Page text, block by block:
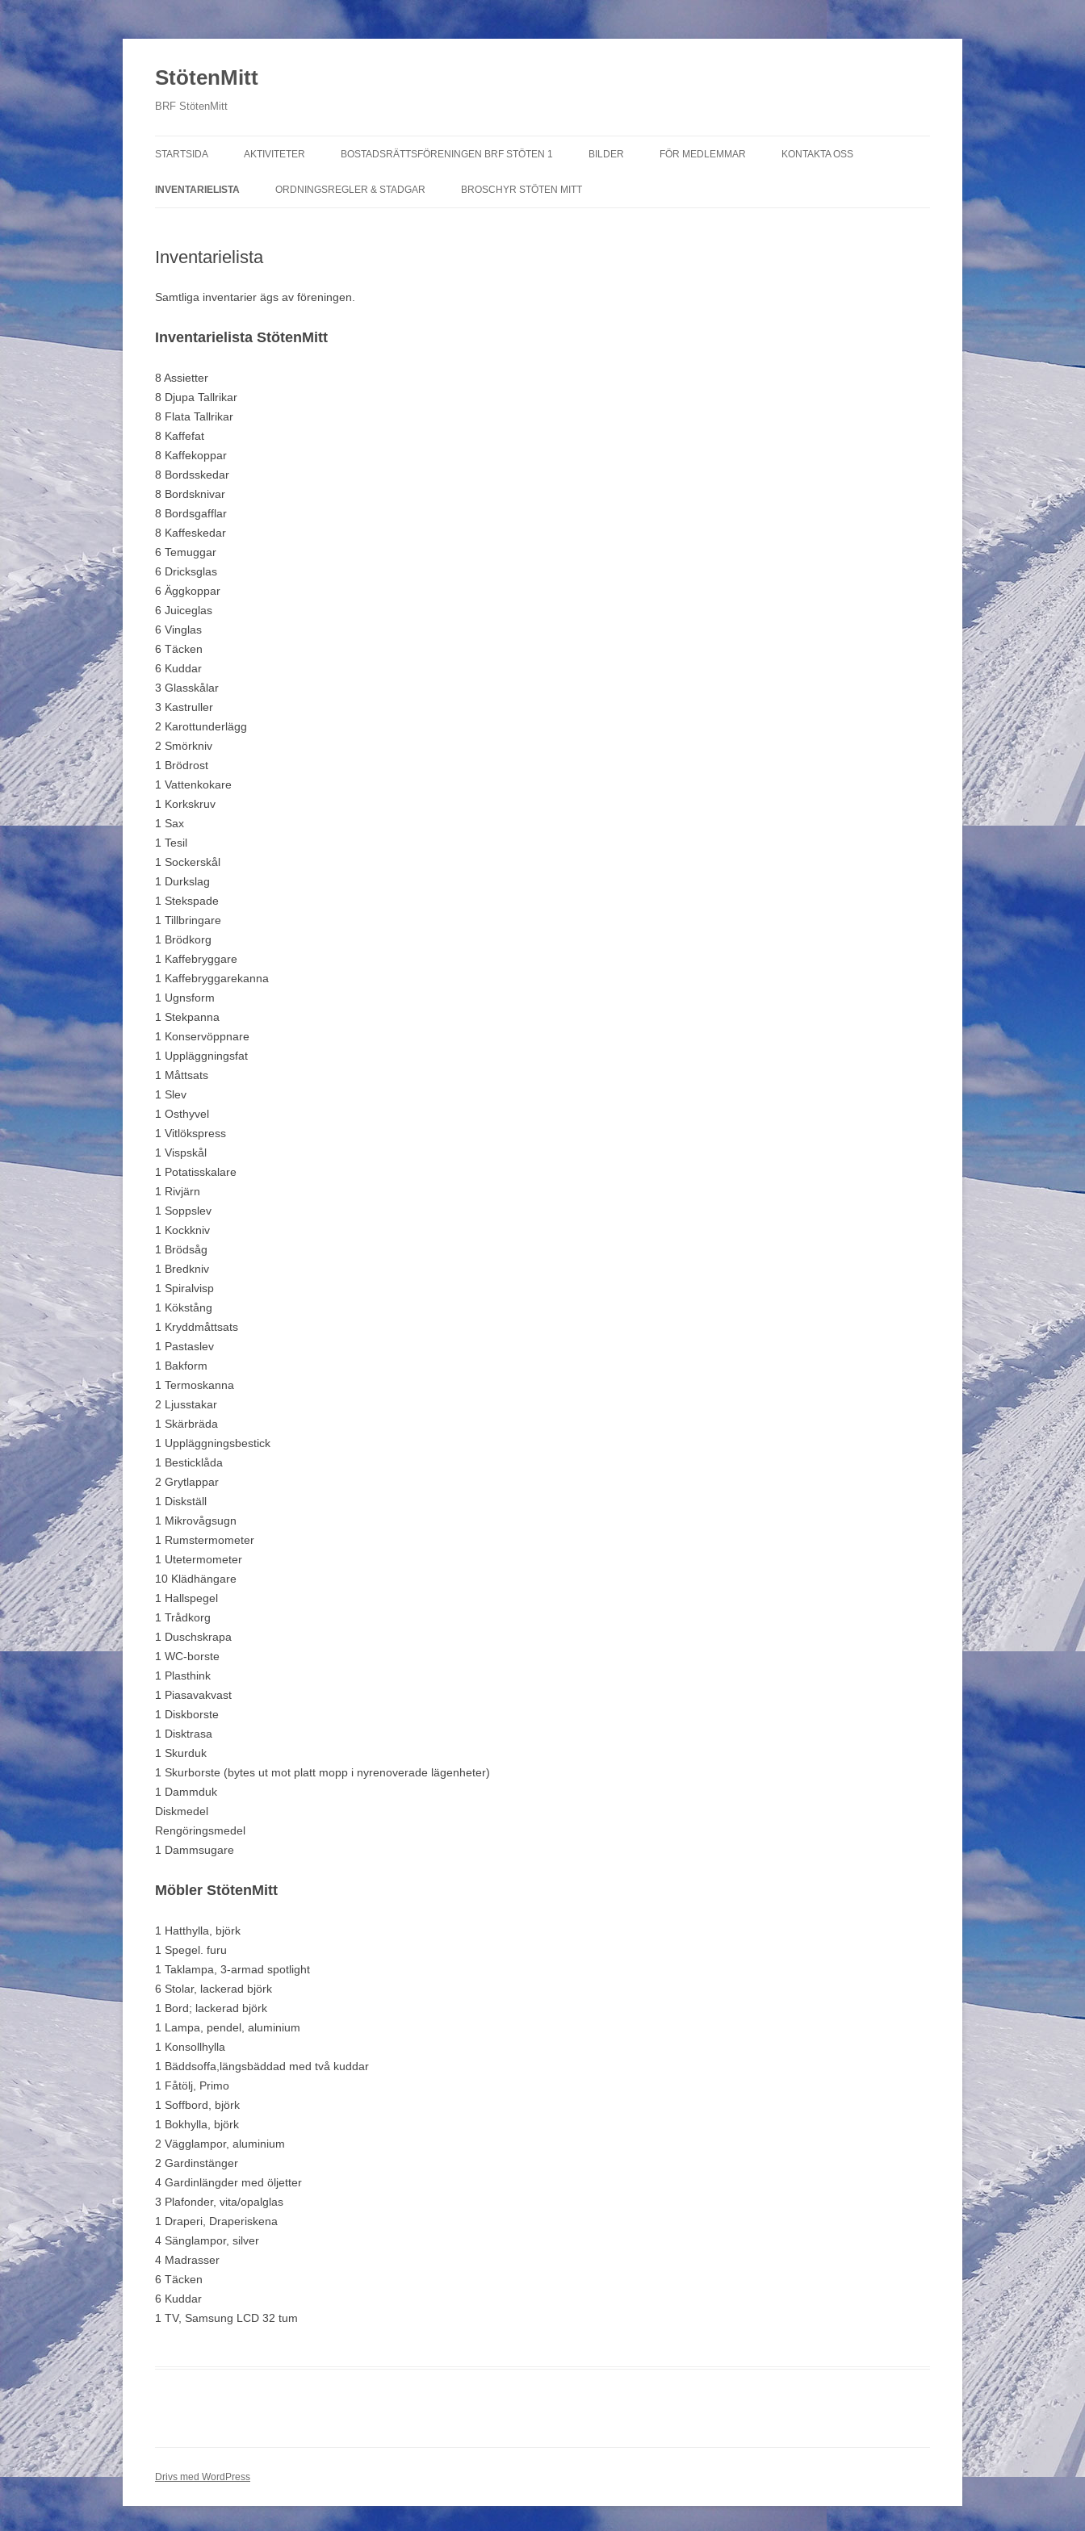
StötenMitt
BRF StötenMitt
till
STARTSIDA AKTIVITETER BOSTADSRÄTTSFÖRENINGEN BRF STÖTEN 1
KÖPA LÄGENHET
BILDER FÖR MEDLEMMAR
STYRELSEMÖTEN PROTOKOLL
KONTAKTA OSS
INVENTARIELISTA ORDNINGSREGLER & STADGAR BROSCHYR STÖTEN MITT
Inventarielista
Samtliga inventarier ägs av föreningen.
Inventarielista StötenMitt
8 Assietter
8 Djupa Tallrikar
8 Flata Tallrikar
8 Kaffefat
8 Kaffekoppar
8 Bordsskedar
8 Bordsknivar
8 Bordsgafflar
8 Kaffeskedar
6 Temuggar
6 Dricksglas
6 Äggkoppar
6 Juiceglas
6 Vinglas
6 Täcken
6 Kuddar
3 Glasskålar
3 Kastruller
2 Karottunderlägg
2 Smörkniv
1 Brödrost
1 Vattenkokare
1 Korkskruv
1 Sax
1 Tesil
1 Sockerskål
1 Durkslag
1 Stekspade
1 Tillbringare
1 Brödkorg
1 Kaffebryggare
1 Kaffebryggarekanna
1 Ugnsform
1 Stekpanna
1 Konservöppnare
1 Uppläggningsfat
1 Måttsats
1 Slev
1 Osthyvel
1 Vitlökspress
1 Vispskål
1 Potatisskalare
1 Rivjärn
1 Soppslev
1 Kockkniv
1 Brödsåg
1 Bredkniv
1 Spiralvisp
1 Kökstång
1 Kryddmåttsats
1 Pastaslev
1 Bakform
1 Termoskanna
2 Ljusstakar
1 Skärbräda
1 Uppläggningsbestick
1 Besticklåda
2 Grytlappar
1 Diskställ
1 Mikrovågsugn
1 Rumstermometer
1 Utetermometer
10 Klädhängare
1 Hallspegel
1 Trådkorg
1 Duschskrapa
1 WC-borste
1 Plasthink
1 Piasavakvast
1 Diskborste
1 Disktrasa
1 Skurduk
1 Skurborste (bytes ut mot platt mopp i nyrenoverade lägenheter)
1 Dammduk
Diskmedel
Rengöringsmedel
1 Dammsugare
Möbler StötenMitt
1 Hatthylla, björk
1 Spegel. furu
1 Taklampa, 3-armad spotlight
6 Stolar, lackerad björk
1 Bord; lackerad björk
1 Lampa, pendel, aluminium
1 Konsollhylla
1 Bäddsoffa,längsbäddad med två kuddar
1 Fåtölj, Primo
1 Soffbord, björk
1 Bokhylla, björk
2 Vägglampor, aluminium
2 Gardinstänger
4 Gardinlängder med öljetter
3 Plafonder, vita/opalglas
1 Draperi, Draperiskena
4 Sänglampor, silver
4 Madrasser
6 Täcken
6 Kuddar
1 TV, Samsung LCD 32 tum
Drivs med WordPress